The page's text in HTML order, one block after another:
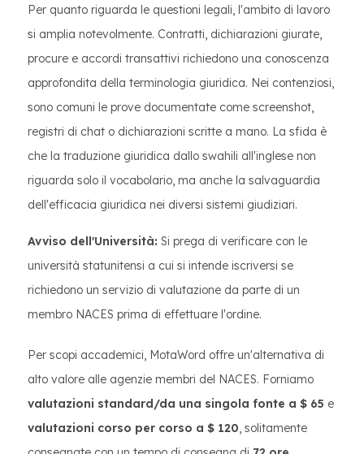
Per quanto riguarda le questioni legali, l'ambito di lavoro
si amplia notevolmente. Contratti, dichiarazioni giurate,
procure e accordi transattivi richiedono una conoscenza
approfondita della terminologia giuridica. Nei contenziosi,
sono comuni le prove documentate come screenshot,
registri di chat o dichiarazioni scritte a mano. La sfida è
che la traduzione giuridica dallo swahili all'inglese non
riguarda solo il vocabolario, ma anche la salvaguardia
dell'efficacia giuridica nei diversi sistemi giudiziari.
Avviso dell'Università: Si prega di verificare con le
università statunitensi a cui si intende iscriversi se
richiedono un servizio di valutazione da parte di un
membro NACES prima di effettuare l'ordine.
Per scopi accademici, MotaWord offre un'alternativa di
alto valore alle agenzie membri del NACES. Forniamo
valutazioni standard/da una singola fonte a $ 65 e
valutazioni corso per corso a $ 120, solitamente